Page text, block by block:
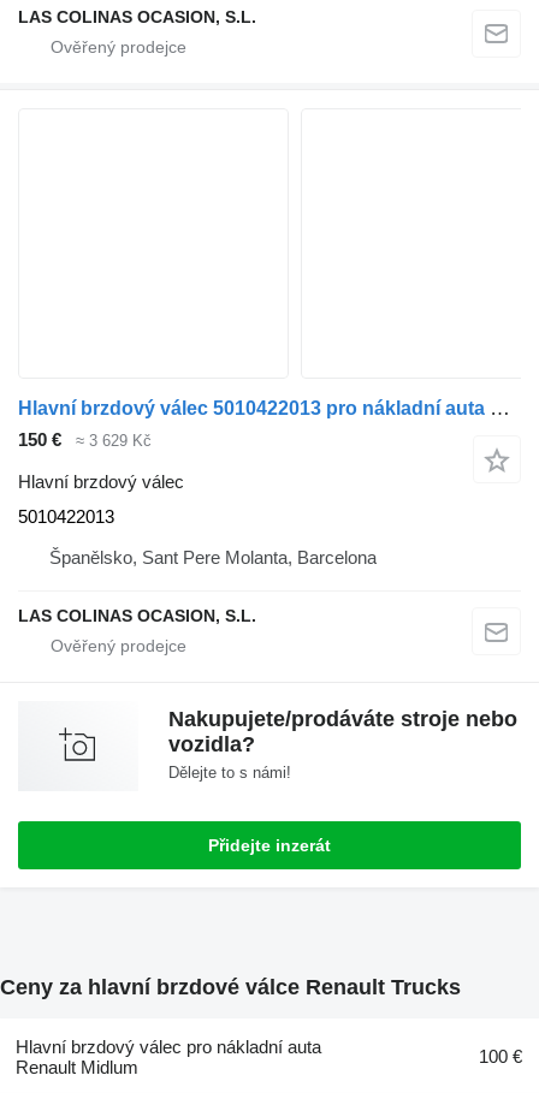
LAS COLINAS OCASION, S.L.
Hlavní brzdový válec 5010422013 pro nákladní auta Renault Premium
150 € ≈ 3 629 Kč
Hlavní brzdový válec
5010422013
Španělsko, Sant Pere Molanta, Barcelona
LAS COLINAS OCASION, S.L.
Nakupujete/prodáváte stroje nebo
vozidla?
Dělejte to s námi!
Přidejte inzerát
Ceny za hlavní brzdové válce Renault Trucks
Hlavní brzdový válec pro nákladní auta
Renault Midlum
100 €